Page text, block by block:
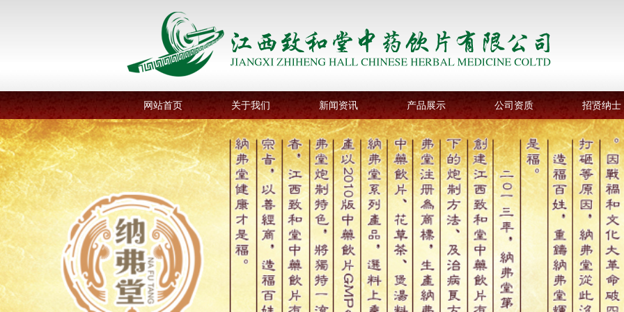
网站首页 关于我们 新闻资讯 产品展示 公司资质 招贤纳士